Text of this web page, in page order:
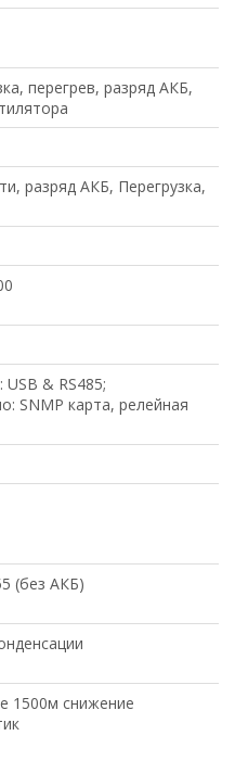
перегрев, разряд АКБ,
разряд АКБ, Перегрузка,
& RS485;
SNMP карта, релейная
(без АКБ)
1500м снижение